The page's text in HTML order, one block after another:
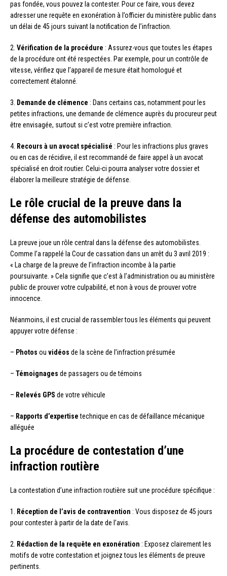
pas fondée, vous pouvez la contester. Pour ce faire, vous devez
adresser une requête en exonération à l’officier du ministère public dans
un délai de 45 jours suivant la notification de l’infraction.
2. Vérification de la procédure : Assurez-vous que toutes les étapes
de la procédure ont été respectées. Par exemple, pour un contrôle de
vitesse, vérifiez que l’appareil de mesure était homologué et
correctement étalonné.
3. Demande de clémence : Dans certains cas, notamment pour les
petites infractions, une demande de clémence auprès du procureur peut
être envisagée, surtout si c’est votre première infraction.
4. Recours à un avocat spécialisé : Pour les infractions plus graves
ou en cas de récidive, il est recommandé de faire appel à un avocat
spécialisé en droit routier. Celui-ci pourra analyser votre dossier et
élaborer la meilleure stratégie de défense.
Le rôle crucial de la preuve dans la
défense des automobilistes
La preuve joue un rôle central dans la défense des automobilistes.
Comme l’a rappelé la Cour de cassation dans un arrêt du 3 avril 2019 :
« La charge de la preuve de l’infraction incombe à la partie
poursuivante. » Cela signifie que c’est à l’administration ou au ministère
public de prouver votre culpabilité, et non à vous de prouver votre
innocence.
Néanmoins, il est crucial de rassembler tous les éléments qui peuvent
appuyer votre défense :
– Photos ou vidéos de la scène de l’infraction présumée
– Témoignages de passagers ou de témoins
– Relevés GPS de votre véhicule
– Rapports d’expertisetechnique en cas de défaillance mécanique
alléguée
La procédure de contestation d’une
infraction routière
La contestation d’une infraction routière suit une procédure spécifique :
1. Réception de l’avis de contravention : Vous disposez de 45 jours
pour contester à partir de la date de l’avis.
2. Rédaction de la requête en exonération : Exposez clairement les
motifs de votre contestation et joignez tous les éléments de preuve
pertinents.